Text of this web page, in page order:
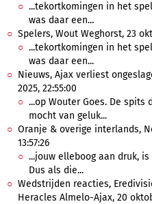
...tekortkomingen in het
was daar een...
Spelers, Wout Weghorst, 23
...tekortkomingen in het
was daar een...
Nieuws, Ajax verliest
2025, 22:55:00
...op Wouter Goes. De spits
mocht van geluk...
Oranje & overige interlands,
13:57:26
...jouw elleboog aan druk, is
Dus als die...
Wedstrijden reacties,
Heracles Almelo-Ajax, 20